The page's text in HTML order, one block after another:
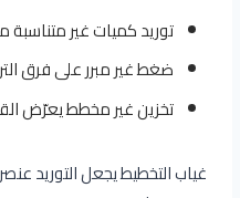
توريد كميات غير متناسبة
ضغط غير مبرر على فرق
تخزين غير مخطط يعرّض
غياب التخطيط يجعل التوريد